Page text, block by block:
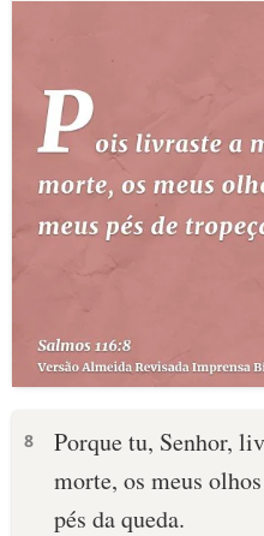
8
Porque tu, Senhor,
morte, os meus
pés da queda.